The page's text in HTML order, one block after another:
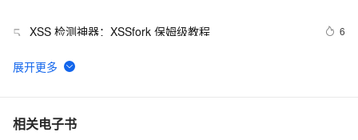
5 XSS 检测神器：XSSfork 保姆级教程 6
6 Web 安全之 XSS 攻击
7 手把手教你防御 XSS 攻击
相关电子书